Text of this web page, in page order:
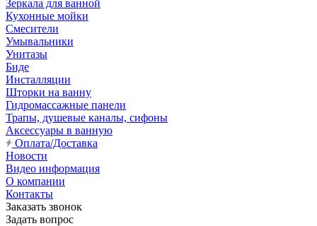
Зеркала для ванной
Кухонные мойки
Смесители
Умывальники
Унитазы
Биде
Инсталляции
Шторки на ванну
Гидромассажные панели
Трапы, душевые каналы, сифоны
Аксессуары в ванную
Оплата/Доставка
Новости
Видео информация
О компании
Контакты
Заказать звонок
Задать вопрос